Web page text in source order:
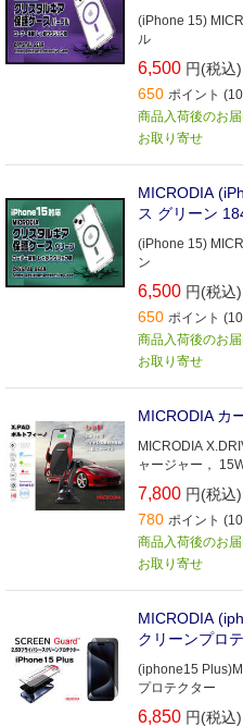
(iPhone 15)
ル
6,500 円(税込)
650 ポイント
商品入荷後のお
お取り寄せ
MICRODIA
ス グリーン
(iPhone 15)
ン
6,500 円(税込)
650 ポイント
商品入荷後のお
お取り寄せ
MICRODIA カ
MICRODIA
ャージャー，
7,800 円(税込)
780 ポイント
商品入荷後のお
お取り寄せ
MICRODIA
クリーンプロ
(iphone15
プロテクター
6,850 円(税込)